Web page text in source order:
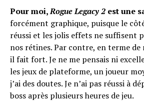
Pour moi,Rogue Legacy 2 est une
forcément graphique, puisque le
réussi et les jolis effets ne suffisent
nos rétines. Par contre, en terme de
il fait fort. Je ne me pensais ni
les jeux de plateforme, un joueur
j’ai des doutes. Je n’ai pas réussi à
boss après plusieurs heures de jeu.
Email